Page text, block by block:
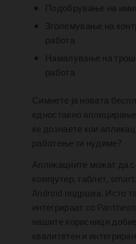
Подобрување на
Зголемување на
работа
Намалување на
работа
Симнете ја новата
едноставно
ќе дознаете кои
работење ги нудиме?
Апликациите можат да
компјутер, таблет,
Android подршка. Исто
интегрираат со
нашите корисници
квалитетен и